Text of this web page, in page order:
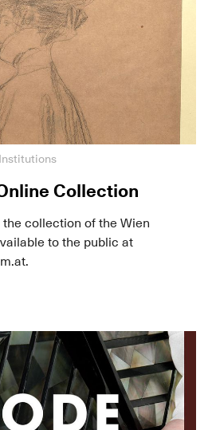
Collection
collection of the Wien
to the public at